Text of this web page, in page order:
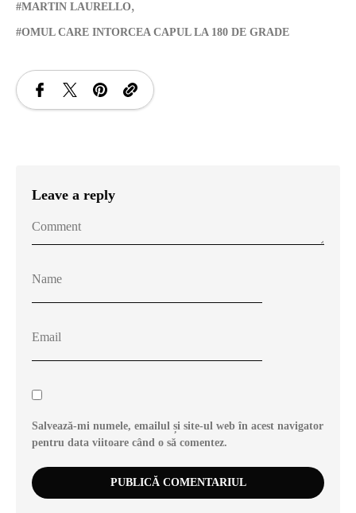
MARTIN LAURELLO
OMUL CARE INTORCEA CAPUL LA 180 DE GRADE
Leave a reply
Salvează-mi numele, emailul și site-ul web în acest navigator
pentru data viitoare când o să comentez.